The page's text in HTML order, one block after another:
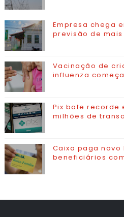
Empresa chega
previsão de
Vacinação de
influenza
Pix bate recorde
milhões de
Caixa paga novo
beneficiários